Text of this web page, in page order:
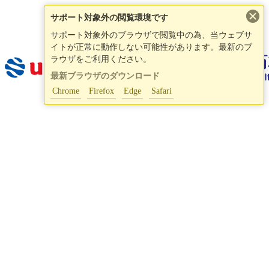
サポート対象外の閲覧環境です
サポート対象外のブラウザで閲覧中の為、当ウェブサ
イトが正常に動作しない可能性があります。最新のブ
ラウザをご利用ください。
最新ブラウザのダウンロード
Chrome
Firefox Edge Safari